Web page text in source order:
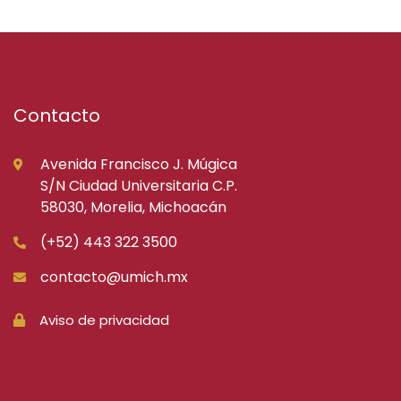
Contacto
Avenida Francisco J. Múgica
S/N Ciudad Universitaria C.P.
58030, Morelia, Michoacán
(+52) 443 322 3500
contacto@umich.mx
Aviso de privacidad